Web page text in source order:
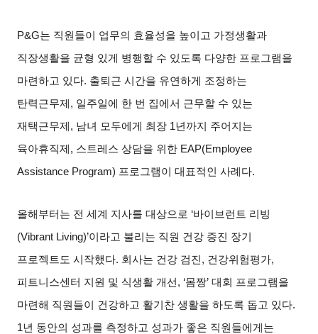
P&G는 직원들이 업무의 효율성을 높이고 가정생활과
직장생활을 균형 있게 병행할 수 있도록 다양한 프로그램을
마련하고 있다. 출퇴근 시간을 유연하게 조정하는
탄력근무제 , 일주일에 한 번 집에서 근무할 수 있는
재택근무제 , 남녀 모두에게 최장 1년까지 주어지는
육아휴직제 , 스트레스 상담을 위한 EAP(Employee
Assistance Program) 프로그램이 대표적인 사례다.
올해부터는 전 세계 지사를 대상으로 ‘바이브런트 리빙
(Vibrant Living)’이라고 불리는 직원 건강 증진 장기
프로젝트도 시작했다. 회사는 건강 검진 , 건강위험평가,
피트니스센터 지원 및 식생활 개선 , ‘몸짱’대회 프로그램을
마련해 직원들이 건강하고 활기찬 생활을 하도록 돕고 있다.
1년 동안의 성과를 측정하고 성과가 좋은 직원들에게는